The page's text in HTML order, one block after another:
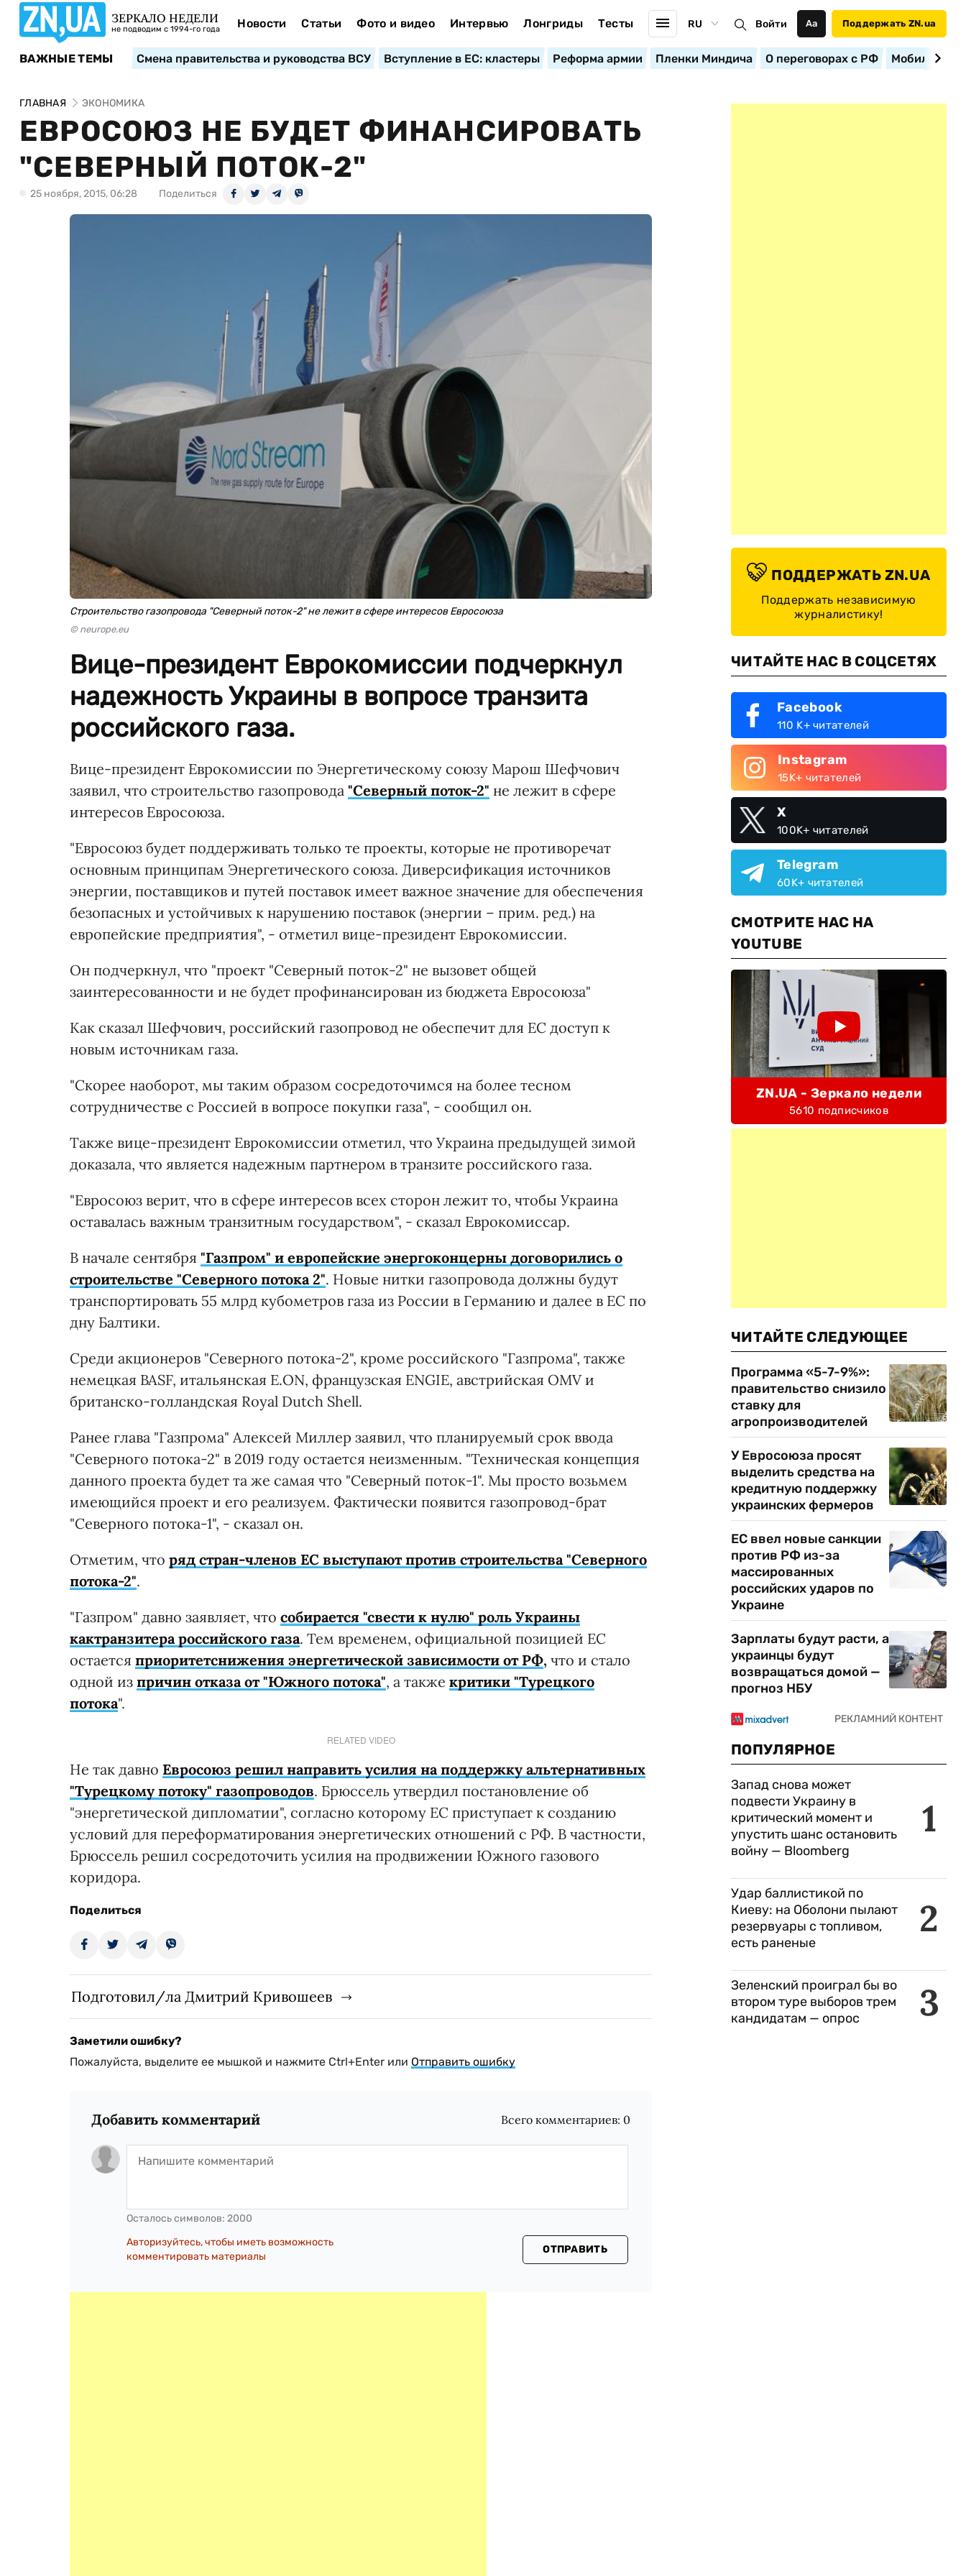
ЗЕРКАЛО НЕДЕЛИ
не подводим с 1994-го года Новости Статьи Фото и видео Интервью Лонгриды Тесты RU Войти Аа Поддержать ZN.ua
ВАЖНЫЕ ТЕМЫ Смена правительства и руководства ВСУ Вступление в ЕС: кластеры Реформа армии Пленки Миндича О переговорах с РФ
ГЛАВНАЯ ЭКОНОМИКА
ЕВРОСОЮЗ НЕ БУДЕТ ФИНАНСИРОВАТЬ
"СЕВЕРНЫЙ ПОТОК-2"
25 ноября, 2015, 06:28 Поделиться
Строительство газопровода "Северный поток-2" не лежит в сфере интересов Евросоюза
© neurope.eu
Вице-президент Еврокомиссии подчеркнул
надежность Украины в вопросе транзита
российского газа.
Вице-президент Еврокомиссии по Энергетическому союзу Марош Шефчович
заявил, что строительство газопровода "Северный поток-2" не лежит в сфере
интересов Евросоюза.
"Евросоюз будет поддерживать только те проекты, которые не противоречат
основным принципам Энергетического союза. Диверсификация источников
энергии, поставщиков и путей поставок имеет важное значение для обеспечения
безопасных и устойчивых к нарушению поставок (энергии – прим. ред.) на
европейские предприятия", - отметил вице-президент Еврокомиссии.
Он подчеркнул, что "проект "Северный поток-2" не вызовет общей
заинтересованности и не будет профинансирован из бюджета Евросоюза"
Как сказал Шефчович, российский газопровод не обеспечит для ЕС доступ к
новым источникам газа.
"Скорее наоборот, мы таким образом сосредоточимся на более тесном
сотрудничестве с Россией в вопросе покупки газа", - сообщил он.
Также вице-президент Еврокомиссии отметил, что Украина предыдущей зимой
доказала, что является надежным партнером в транзите российского газа.
"Евросоюз верит, что в сфере интересов всех сторон лежит то, чтобы Украина
оставалась важным транзитным государством", - сказал Еврокомиссар.
В начале сентября "Газпром" и европейские энергоконцерны договорились о
строительстве "Северного потока 2". Новые нитки газопровода должны будут
транспортировать 55 млрд кубометров газа из России в Германию и далее в ЕС по
дну Балтики.
Среди акционеров "Северного потока-2", кроме российского "Газпрома", также
немецкая BASF, итальянская E.ON, французская ENGIE, австрийская OMV и
британско-голландская Royal Dutch Shell.
Ранее глава "Газпрома" Алексей Миллер заявил, что планируемый срок ввода
"Северного потока-2" в 2019 году остается неизменным. "Техническая концепция
данного проекта будет та же самая что "Северный поток-1". Мы просто возьмем
имеющийся проект и его реализуем. Фактически появится газопровод-брат
"Северного потока-1", - сказал он.
Отметим, что ряд стран-членов ЕС выступают против строительства "Северного
потока-2".
"Газпром" давно заявляет, что собирается "свести к нулю" роль Украины
кактранзитера российского газа. Тем временем, официальной позицией ЕС
остается приоритетснижения энергетической зависимости от РФ, что и стало
одной из причин отказа от "Южного потока", а также критики "Турецкого
потока".
RELATED VIDEO
Не так давно Евросоюз решил направить усилия на поддержку альтернативных
"Турецкому потоку" газопроводов. Брюссель утвердил постановление об
"энергетической дипломатии", согласно которому ЕС приступает к созданию
условий для переформатирования энергетических отношений с РФ. В частности,
Брюссель решил сосредоточить усилия на продвижении Южного газового
коридора.
Поделиться
Подготовил/ла Дмитрий Кривошеев
Заметили ошибку?
Пожалуйста, выделите ее мышкой и нажмите Ctrl+Enter или Отправить ошибку
Добавить комментарий Всего комментариев: 0
Осталось символов: 2000
Авторизуйтесь, чтобы иметь возможность
комментировать материалы
ОТПРАВИТЬ
ПОДДЕРЖАТЬ ZN.UA
Поддержать независимую
журналистику!
ЧИТАЙТЕ НАС В СОЦСЕТЯХ
Facebook
110 K+ читателей
Instagram
15K+ читателей
X
100K+ читателей
Telegram
60K+ читателей
СМОТРИТЕ НАС НА
YOUTUBE
ZN.UA - Зеркало недели
5610 подписчиков
ЧИТАЙТЕ СЛЕДУЮЩЕЕ
Программа «5-7-9%»:
правительство снизило
ставку для
агропроизводителей
У Евросоюза просят
выделить средства на
кредитную поддержку
украинских фермеров
ЕС ввел новые санкции
против РФ из-за
массированных
российских ударов по
Украине
Зарплаты будут расти, а
украинцы будут
возвращаться домой —
прогноз НБУ
ПОПУЛЯРНОЕ
1
Запад снова может
подвести Украину в
критический момент и
упустить шанс остановить
войну — Bloomberg
2
Удар баллистикой по
Киеву: на Оболони пылают
резервуары с топливом,
есть раненые
3
Зеленский проиграл бы во
втором туре выборов трем
кандидатам — опрос